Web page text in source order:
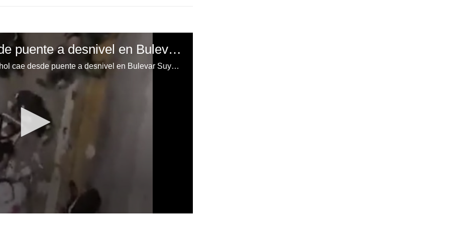
Motociclista cae desde puente a desnivel en Bulevar Suyapa
Motociclista bajo efectos del alcohol cae desde puente a desnivel en Bulevar Suyapa